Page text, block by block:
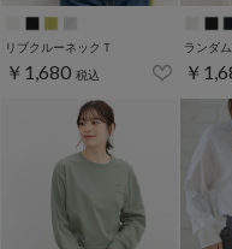
リブクルーネックＴ
￥1,680 税込 ￥